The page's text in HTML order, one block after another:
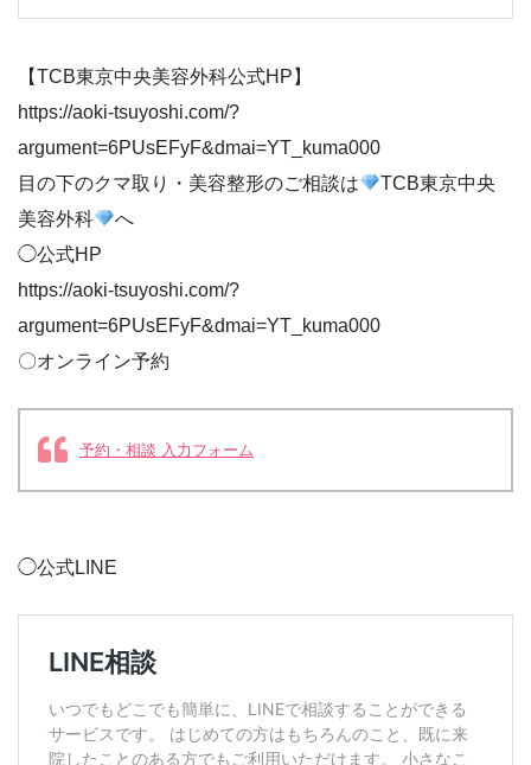
【TCB東京中央美容外科公式HP】
https://aoki-tsuyoshi.com/?
argument=6PUsEFyF&dmai=YT_kuma000
目の下のクマ取り・美容整形のご相談は
TCB東京中央
美容外科
へ
◯公式HP
https://aoki-tsuyoshi.com/?
argument=6PUsEFyF&dmai=YT_kuma000
〇オンライン予約
予約・相談 入力フォーム
◯公式LINE